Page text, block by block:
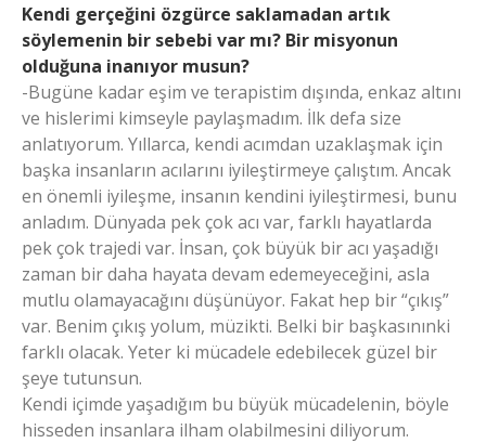
Kendi gerçeğini özgürce saklamadan artık
söylemenin bir sebebi var mı? Bir misyonun
olduğuna inanıyor musun?
-Bugüne kadar eşim ve terapistim dışında, enkaz altını
ve hislerimi kimseyle paylaşmadım. İlk defa size
anlatıyorum. Yıllarca, kendi acımdan uzaklaşmak için
başka insanların acılarını iyileştirmeye çalıştım. Ancak
en önemli iyileşme, insanın kendini iyileştirmesi, bunu
anladım. Dünyada pek çok acı var, farklı hayatlarda
pek çok trajedi var. İnsan, çok büyük bir acı yaşadığı
zaman bir daha hayata devam edemeyeceğini, asla
mutlu olamayacağını düşünüyor. Fakat hep bir “çıkış”
var. Benim çıkış yolum, müzikti. Belki bir başkasınınki
farklı olacak. Yeter ki mücadele edebilecek güzel bir
şeye tutunsun.
Kendi içimde yaşadığım bu büyük mücadelenin, böyle
hisseden insanlara ilham olabilmesini diliyorum.